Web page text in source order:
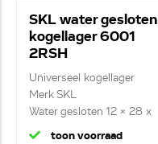
SKL water gesloten
kogellager 6001
2RSH
Universeel kogellager
Merk SKL
Water gesloten 12 x 28 x
...
toon voorraad